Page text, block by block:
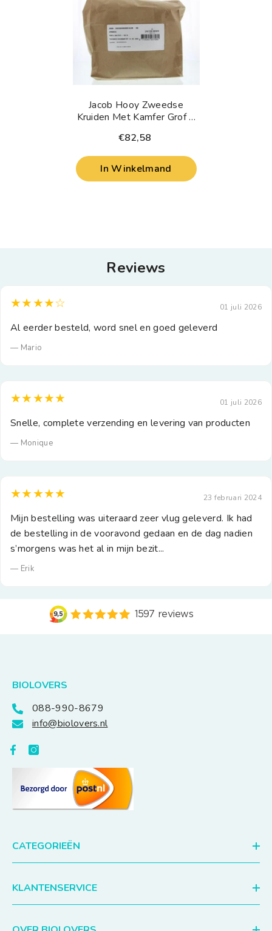
Jacob Hooy Zweedse
Kruiden Met Kamfer Grof 1
€82,58
In Winkelmand
Reviews
★★★★☆ 01 juli 2026
Al eerder besteld, word snel en goed geleverd
— Mario
★★★★★ 01 juli 2026
Snelle, complete verzending en levering van producten
— Monique
★★★★★ 23 februari 2024
Mijn bestelling was uiteraard zeer vlug geleverd. Ik had
de bestelling in de vooravond gedaan en de dag nadien
s’morgens was het al in mijn bezit...
— Erik
BIOLOVERS
088-990-8679
info@biolovers.nl
CATEGORIEËN
KLANTENSERVICE